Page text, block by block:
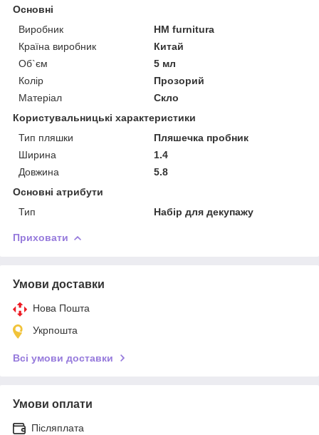
Основні
Виробник
HM furnitura
Країна виробник
Китай
Об`єм
5 мл
Колір
Прозорий
Матеріал
Скло
Користувальницькі характеристики
Тип пляшки
Пляшечка пробник
Ширина
1.4
Довжина
5.8
Основні атрибути
Тип
Набір для декупажу
Приховати
Умови доставки
Нова Пошта
Укрпошта
Всі умови доставки
Умови оплати
Післяплата